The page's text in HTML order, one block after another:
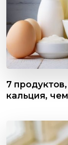
7
кальция,